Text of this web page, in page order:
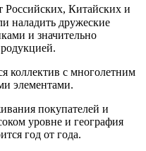
Российских, Китайских и
наладить дружеские
и значительно
коллектив с многолетним
элементами.
покупателей и
уровне и география
год от года.